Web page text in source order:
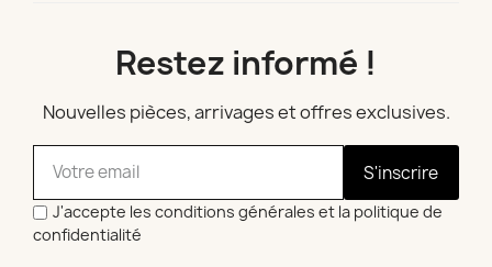
Restez informé !
Nouvelles pièces, arrivages et offres exclusives.
S'inscrire
J'accepte les conditions générales et la politique de
confidentialité